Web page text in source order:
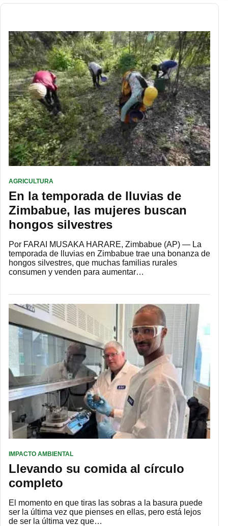
AGRICULTURA
En la temporada de lluvias de
Zimbabue, las mujeres buscan
hongos silvestres
Por FARAI MUSAKA HARARE, Zimbabue (AP) — La
temporada de lluvias en Zimbabue trae una bonanza de
hongos silvestres, que muchas familias rurales
consumen y venden para aumentar…
IMPACTO AMBIENTAL
Llevando su comida al círculo
completo
El momento en que tiras las sobras a la basura puede
ser la última vez que pienses en ellas, pero está lejos
de ser la última vez que…